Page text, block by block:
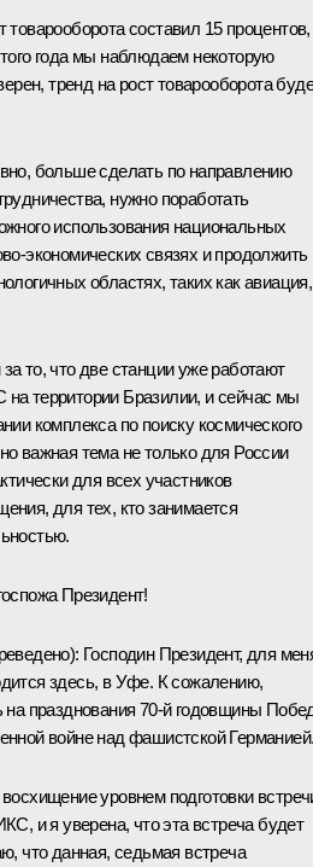
составил 15 процентов,
года мы наблюдаем некоторую
тренд на рост товарооборота
больше сделать по направлению
нужно поработать
использования национальных
экономических связях и продолжить
областях, таких как авиация,
то, что две станции уже работают
на территории Бразилии, и сейчас мы
комплекса по поиску космического
важная тема не только для России
для всех участников
для тех, кто занимается
Президент!
: Господин Президент, для
здесь, в Уфе. К сожалению,
на празднования 70-й годовщины
войне над фашистской
уровнем подготовки
и я уверена, что эта встреча будет
что данная, седьмая встреча